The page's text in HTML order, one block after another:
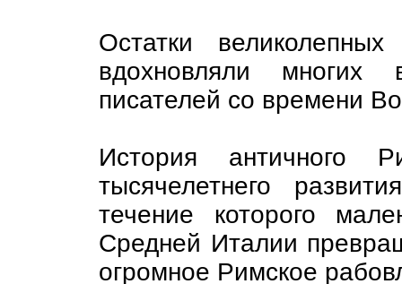
Остатки
вдохновляли многих
писателей со времени
История античного
тысячелетнего
течение которого
Средней Италии
огромное Римское